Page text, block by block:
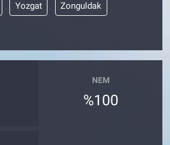
Yozgat Zonguldak
NEM
%100